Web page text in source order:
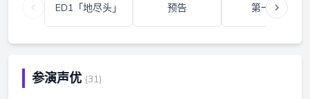
ED1「地尽头」 预告 第一期
参演声优 (31)